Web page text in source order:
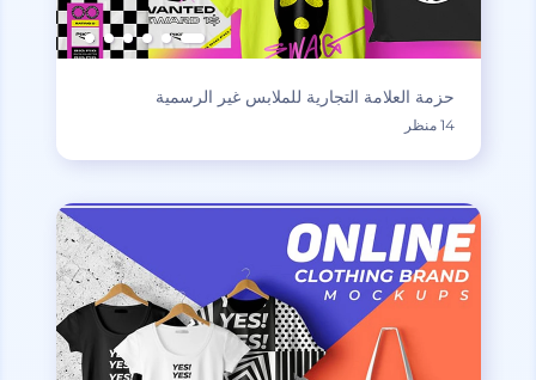
حزمة العلامة التجارية للملابس غير الرسمية
14 منظر